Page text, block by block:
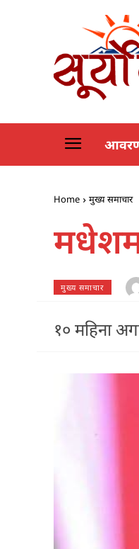
Home मुख्य समाचार
मुख्य समाचार
१० महिना